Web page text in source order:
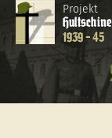
Projekt
1939 - 45